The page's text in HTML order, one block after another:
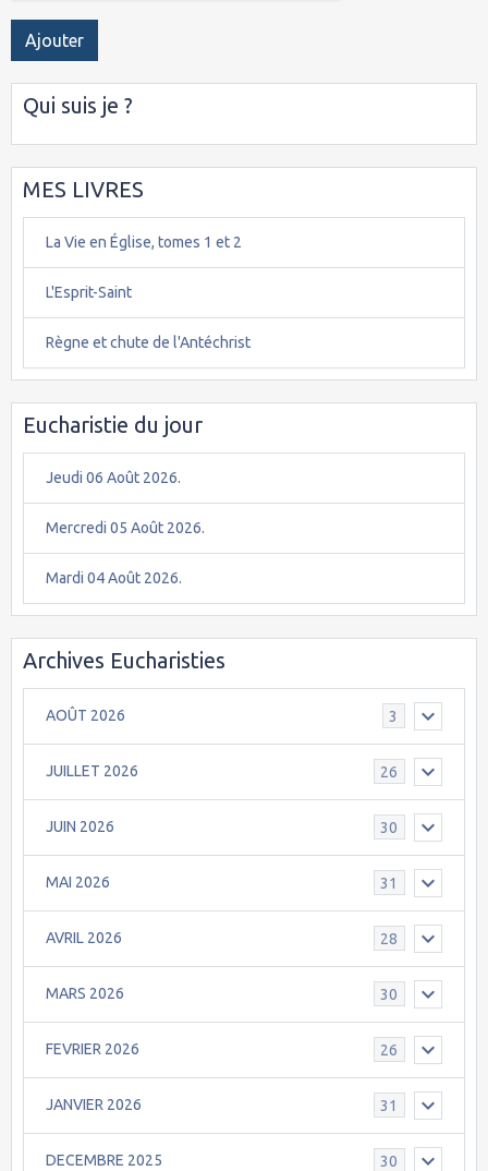
Ajouter
Qui suis je ?
MES LIVRES
La Vie en Église, tomes 1 et 2
L'Esprit-Saint
Règne et chute de l'Antéchrist
Eucharistie du jour
Jeudi 06 Août 2026.
Mercredi 05 Août 2026.
Mardi 04 Août 2026.
Archives Eucharisties
AOÛT 2026 3
JUILLET 2026 26
JUIN 2026 30
MAI 2026 31
AVRIL 2026 28
MARS 2026 30
FEVRIER 2026 26
JANVIER 2026 31
DECEMBRE 2025 30